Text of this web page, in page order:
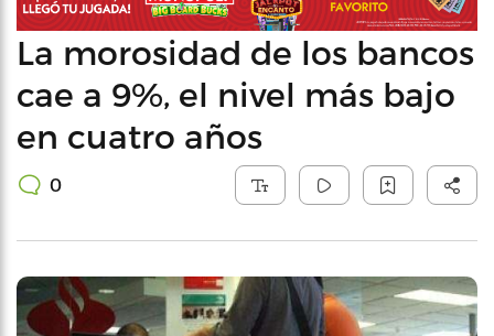
La morosidad de los bancos
cae a 9%, el nivel más bajo
en cuatro años
0